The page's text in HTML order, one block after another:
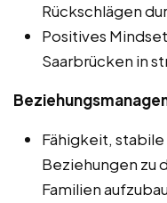
Rückschlägen
Positives
Saarbrücken in
Fähigkeit,
Beziehungen zu
Familien